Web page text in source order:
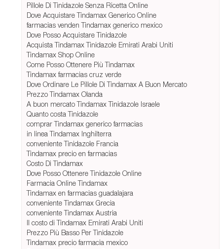
Pillole Di Tinidazole Senza Ricetta Online
Dove Acquistare Tindamax Generico Online
farmacias venden Tindamax generico mexico
Dove Posso Acquistare Tinidazole
Acquista Tindamax Tinidazole Emirati Arabi Uniti
Tindamax Shop Online
Come Posso Ottenere Più Tindamax
Tindamax farmacias cruz verde
Dove Ordinare Le Pillole Di Tindamax A Buon Mercato
Prezzo Tindamax Olanda
A buon mercato Tindamax Tinidazole Israele
Quanto costa Tinidazole
comprar Tindamax generico farmacias
in linea Tindamax Inghilterra
conveniente Tinidazole Francia
Tindamax precio en farmacias
Costo Di Tindamax
Dove Posso Ottenere Tinidazole Online
Farmacia Online Tindamax
Tindamax en farmacias guadalajara
conveniente Tindamax Grecia
conveniente Tindamax Austria
Il costo di Tindamax Emirati Arabi Uniti
Prezzo Più Basso Per Tinidazole
Tindamax precio farmacia mexico